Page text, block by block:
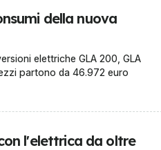
della nuova
elettriche GLA 200, GLA
partono da 46.972 euro
l'elettrica da oltre